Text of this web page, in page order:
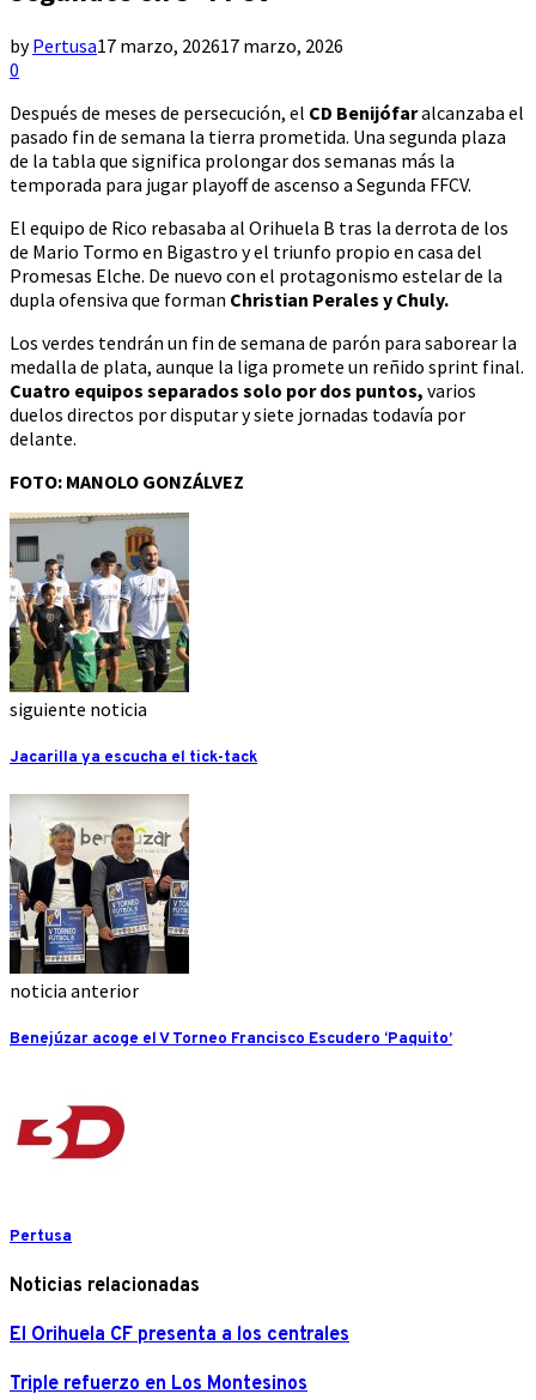
byPertusa17 marzo, 202617 marzo, 2026
0
Después de meses de persecución, el CD Benijófaralcanzaba el
pasado fin de semana la tierra prometida. Una segunda plaza
de la tabla que significa prolongar dos semanas más la
temporada para jugar playoff de ascenso a Segunda FFCV.
El equipo de Rico rebasaba al Orihuela B tras la derrota de los
de Mario Tormo en Bigastro y el triunfo propio en casa del
Promesas Elche. De nuevo con el protagonismo estelar de la
dupla ofensiva que forman Christian Perales y Chuly.
Los verdes tendrán un fin de semana de parón para saborear la
medalla de plata, aunque la liga promete un reñido sprint final.
Cuatro equipos separados solo por dos puntos, varios
duelos directos por disputar y siete jornadas todavía por
delante.
FOTO: MANOLO GONZÁLVEZ
siguiente noticia
Jacarilla ya escucha el tick-tack
noticia anterior
Benejúzar acoge el V Torneo Francisco Escudero ‘Paquito’
Pertusa
Noticias relacionadas
El Orihuela CF presenta a los centrales
Triple refuerzo en Los Montesinos